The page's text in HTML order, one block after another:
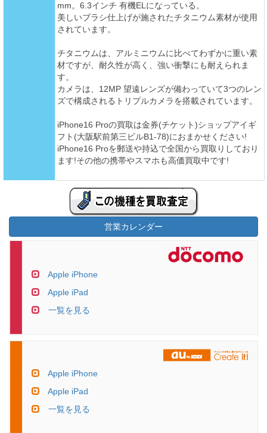
mm。6.3インチ 有機ELになっている。
美しいブラシ仕上げが施されたチタニウム素材が使用
されています。
チタニウムは、アルミニウムに比べてわずかに重い素
材ですが、耐久性が高く、強い衝撃にも耐えられま
す。
カメラは、12MP 望遠レンズが備わっていて3つのレン
ズで構成されるトリプルカメラを搭載されています。
iPhone16 Proの買取は金券(チケット)ショップアイギ
フト(大阪駅前第三ビルB1-78)におまかせください!
iPhone16 Proを郵送や持込で全国から買取りしており
ます!その他の携帯やスマホも高価買取中です!
営業カレンダー
Apple iPhone
Apple iPad
一覧を見る
Apple iPhone
Apple iPad
一覧を見る